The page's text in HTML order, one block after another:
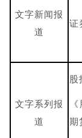
文字新闻报
道
证
文字系列报
道
期